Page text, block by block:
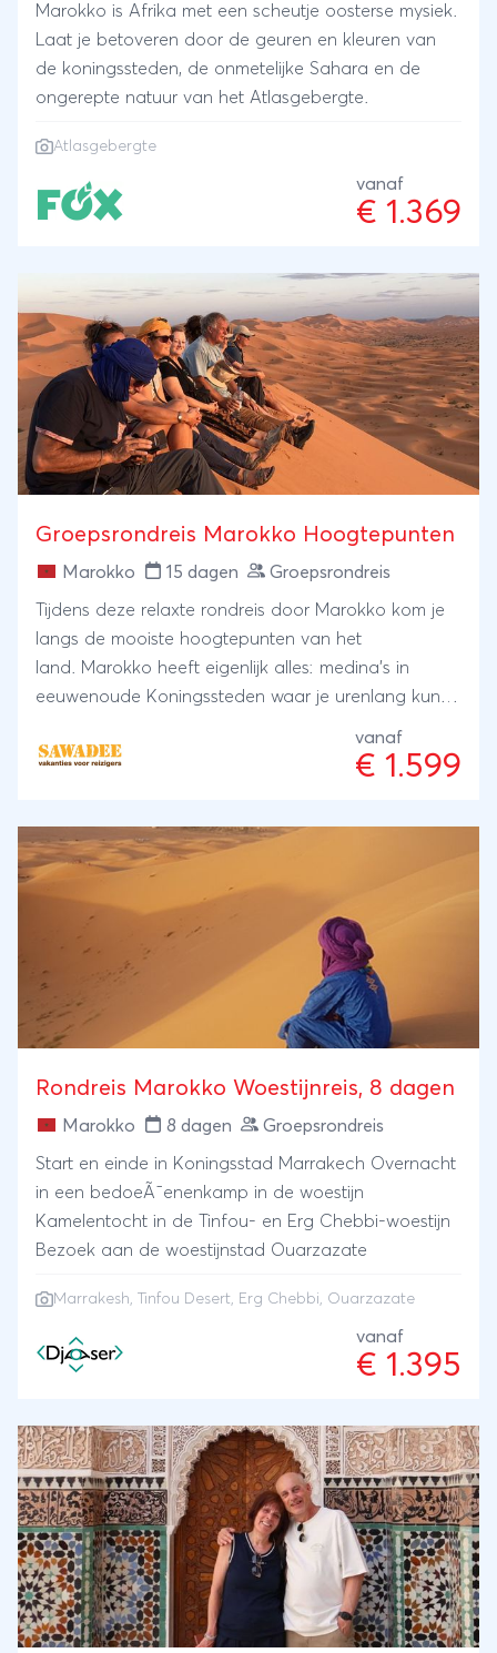
Marokko is Afrika met een scheutje oosterse mysiek.
Laat je betoveren door de geuren en kleuren van
de koningssteden, de onmetelijke Sahara en de
ongerepte natuur van het Atlasgebergte.
Atlasgebergte
vanaf
€ 1.369
Groepsrondreis Marokko Hoogtepunten
Marokko 15 dagen Groepsrondreis
Tijdens deze relaxte rondreis door Marokko kom je
langs de mooiste hoogtepunten van het
land. Marokko heeft eigenlijk alles: medina's in
eeuwenoude Koningssteden waar je urenlang kunt
kunt wandelen, of weg dromen in de rode woestijn
en witte kuststeden. En dat allemaal op slechts een
vanaf
€ 1.599
Rondreis Marokko Woestijnreis, 8 dagen
Marokko 8 dagen Groepsrondreis
Start en einde in Koningsstad Marrakech Overnacht
in een bedoeÃ¯enenkamp in de woestijn
Kamelentocht in de Tinfou- en Erg Chebbi-woestijn
Bezoek aan de woestijnstad Ouarzazate
Marrakesh, Tinfou Desert, Erg Chebbi, Ouarzazate
vanaf
€ 1.395